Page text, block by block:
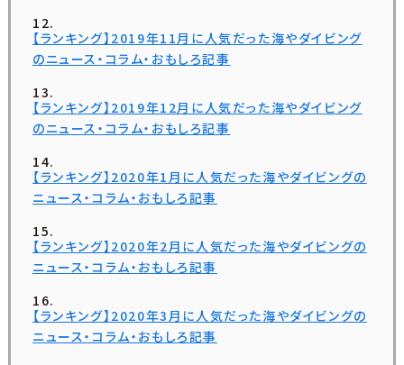
【ランキング】2019年11月に人気だった海やダイビング
のニュース・コラム・おもしろ記事
【ランキング】2019年12月に人気だった海やダイビング
のニュース・コラム・おもしろ記事
【ランキング】2020年1月に人気だった海やダイビングの
ニュース・コラム・おもしろ記事
【ランキング】2020年2月に人気だった海やダイビングの
ニュース・コラム・おもしろ記事
【ランキング】2020年3月に人気だった海やダイビングの
ニュース・コラム・おもしろ記事